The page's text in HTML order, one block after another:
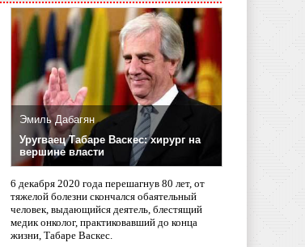
Эмиль Дабагян
Уругваец Табаре Васкес: хирург на
вершине власти
6 декабря 2020 года перешагнув 80 лет, от
тяжелой болезни скончался обаятельный
человек, выдающийся деятель, блестящий
медик онколог, практиковавший до конца
жизни, Табаре Васкес.